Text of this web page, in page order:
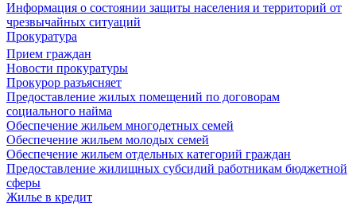
Информация о состоянии защиты населения и территорий от
чрезвычайных ситуаций
Прокуратура
Прием граждан
Новости прокуратуры
Прокурор разъясняет
Предоставление жилых помещений по договорам
социального найма
Обеспечение жильем многодетных семей
Обеспечение жильем молодых семей
Обеспечение жильем отдельных категорий граждан
Предоставление жилищных субсидий работникам бюджетной
сферы
Жилье в кредит